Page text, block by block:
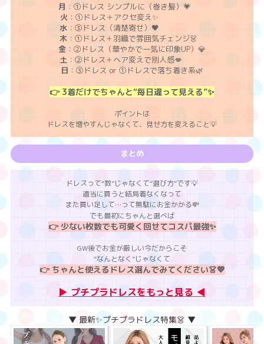
月 ：①ドレス シンプルに（巻き髪）💗
火 ：①ドレス＋アクセ変え✨
水：③ドレス（清楚寄せ）🖤
木：①ドレス＋羽織で雰囲気チェンジ👗
金 ：②ドレス（華やかで一気に印象UP）💎
土 ：②ドレス＋ヘア変えで別人感💋
日 ：③ドレス or ①ドレスで落ち着き系🌿
👉 3着だけでちゃんと“毎日違って見える”✨
ポイントは
ドレスを増やすんじゃなくて、見せ方を変えること💡
まとめ
ドレスって“数”じゃなくて“選び方”です💡
適当に買うと結局着なくなって
また買い足して…って無駄にお金かかる💸
でも最初にちゃんと選べば
👉 少ない枚数でも可愛く回せてコスパ最強✨
GW後でお金が厳しい今だからこそ
“なんとなく”じゃなくて
👉 ちゃんと使えるドレス選んでみてください👗💖
▶︎ プチプラドレスをもっと見る ◀︎
▼ 最新✨プチプラドレス特集👗 ▼